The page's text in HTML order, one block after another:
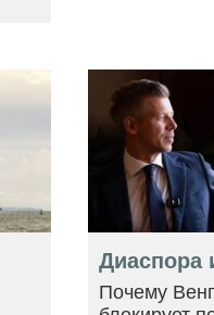
Диаспора
Почему